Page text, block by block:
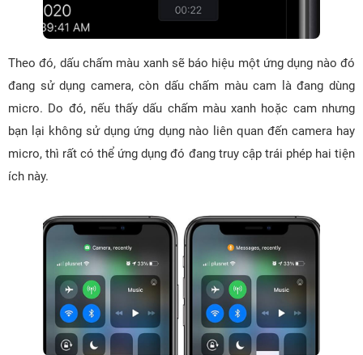
Theo đó, dấu chấm màu xanh sẽ báo hiệu một ứng dụng nào đó
đang sử dụng camera, còn dấu chấm màu cam là đang dùng
micro. Do đó, nếu thấy dấu chấm màu xanh hoặc cam nhưng
bạn lại không sử dụng ứng dụng nào liên quan đến camera hay
micro, thì rất có thể ứng dụng đó đang truy cập trái phép hai tiện
ích này.